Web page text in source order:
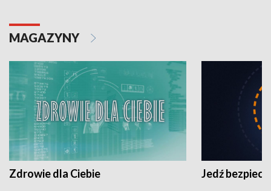
MAGAZYNY
Zdrowie dla Ciebie Jedź